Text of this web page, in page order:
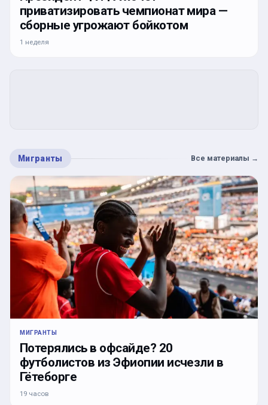
приватизировать чемпионат мира —
сборные угрожают бойкотом
1 неделя
Мигранты Все материалы →
МИГРАНТЫ
Потерялись в офсайде? 20
футболистов из Эфиопии исчезли в
Гётеборге
19 часов